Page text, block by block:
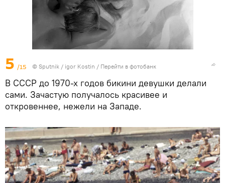
5 /15 © Sputnik / igor Kostin / Перейти в фотобанк
В СССР до 1970-х годов бикини девушки делали
сами. Зачастую получалось красивее и
откровеннее, нежели на Западе.